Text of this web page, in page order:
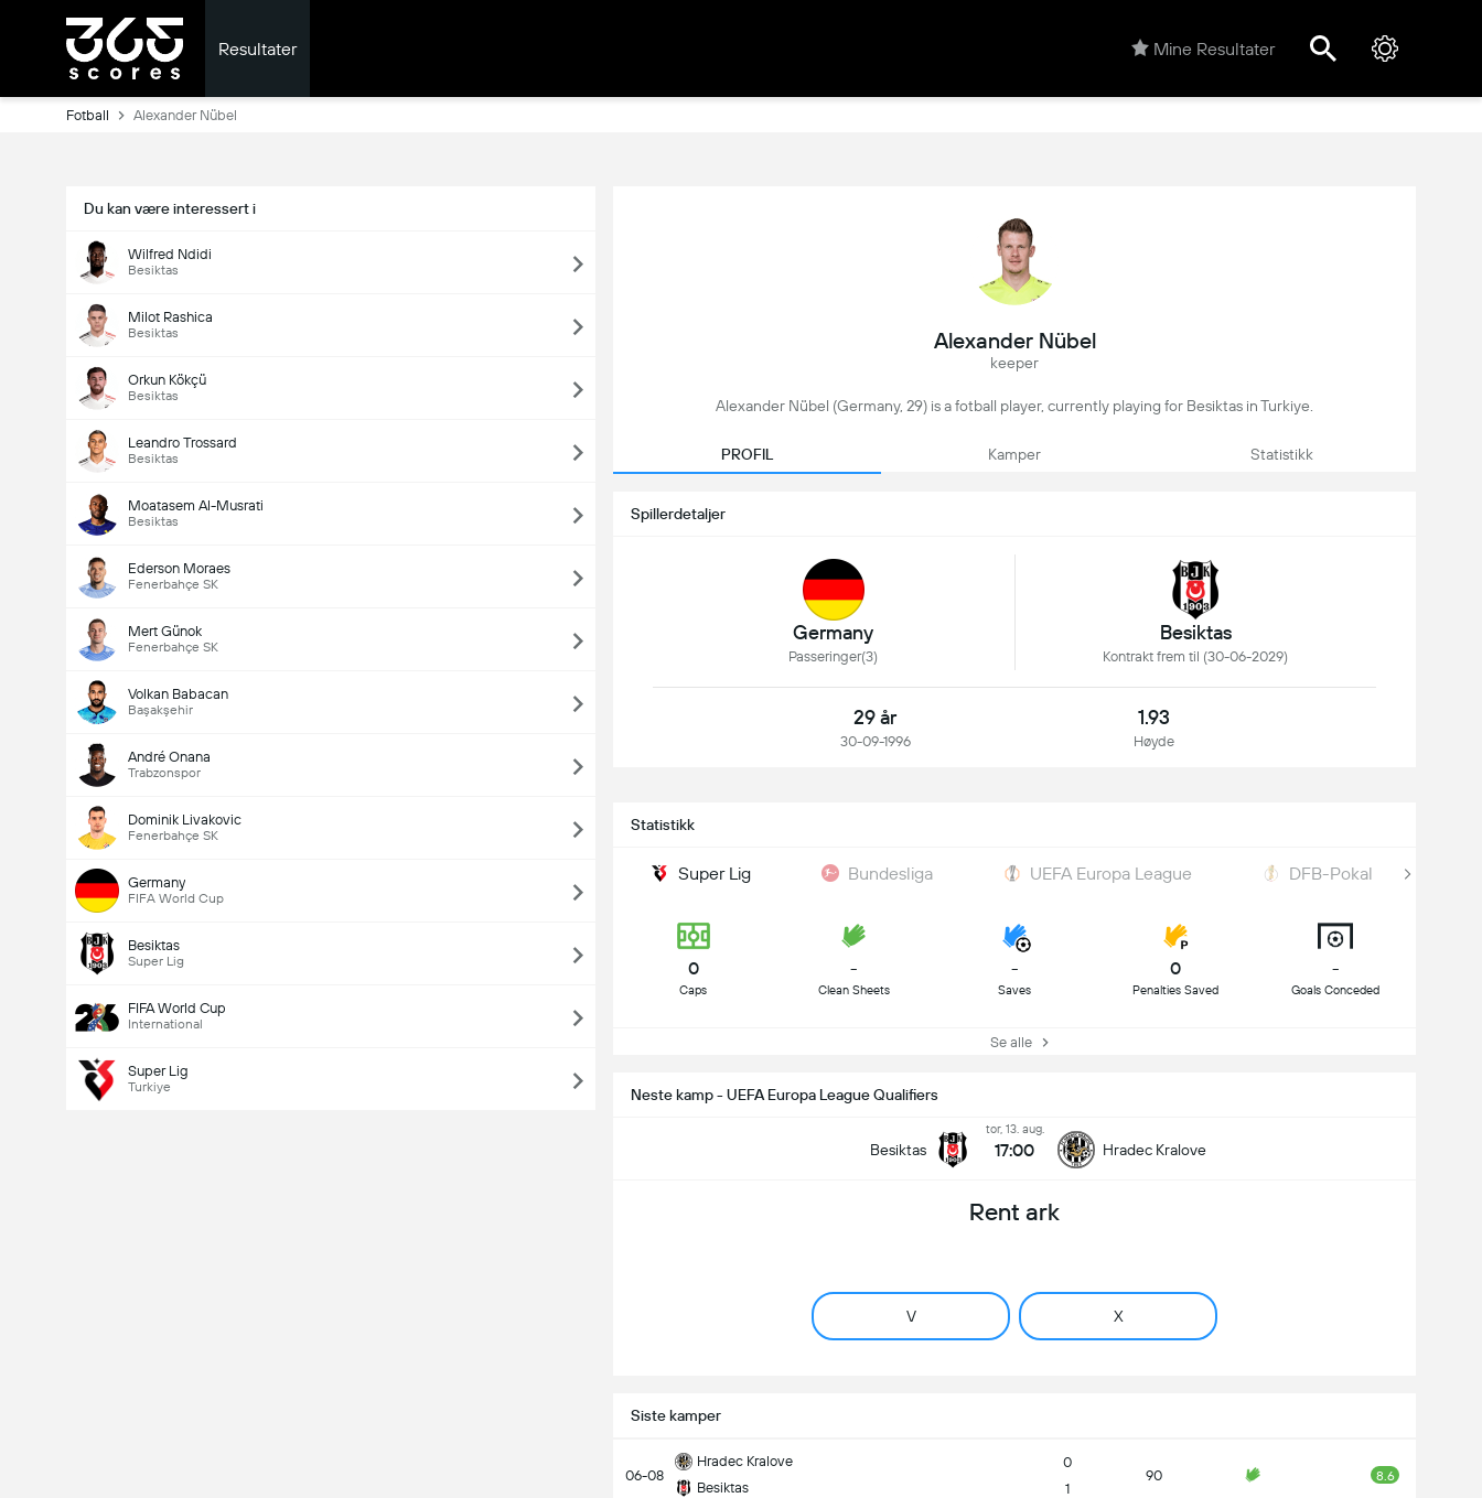
Resultater Mine Resultater
Fotball Alexander Nübel
Du kan være interessert i
Wilfred Ndidi
Besiktas
Milot Rashica
Besiktas
Orkun Kökçü
Besiktas
Leandro Trossard
Besiktas
Moatasem Al-Musrati
Besiktas
Ederson Moraes
Fenerbahçe SK
Mert Günok
Fenerbahçe SK
Volkan Babacan
Başakşehir
André Onana
Trabzonspor
Dominik Livakovic
Fenerbahçe SK
Germany
FIFA World Cup
Besiktas
Super Lig
FIFA World Cup
International
Super Lig
Turkiye
Alexander Nübel
keeper
Alexander Nübel (Germany, 29) is a fotball player, currently playing for Besiktas in Turkiye.
PROFIL Kamper Statistikk
Spillerdetaljer
Germany
Passeringer(3)
Besiktas
Kontrakt frem til (30-06-2029)
29 år
30-09-1996
1.93
Høyde
Statistikk
Super Lig Bundesliga UEFA Europa League DFB-Pokal
0
Caps
-
Clean Sheets
-
Saves
0
Penalties Saved
-
Goals Conceded
Se alle
Neste kamp - UEFA Europa League Qualifiers
Besiktas
tor, 13. aug.
17:00 Hradec Kralove
Rent ark
V X
Siste kamper
06-08
Hradec Kralove
Besiktas
0
1
90 8.6